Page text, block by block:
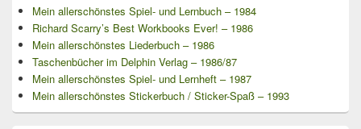
Mein allerschönstes Spiel- und Lernbuch – 1984
Richard Scarry’s Best Workbooks Ever! – 1986
Mein allerschönstes Liederbuch – 1986
Taschenbücher im Delphin Verlag – 1986/87
Mein allerschönstes Spiel- und Lernheft – 1987
Mein allerschönstes Stickerbuch / Sticker-Spaß – 1993